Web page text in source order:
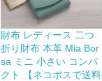
財布 レディース 二つ
折り財布 本革 Mia Bor
sa ミニ 小さい コンパ
クト 【ネコポスで送料